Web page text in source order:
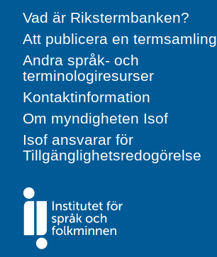
Vad är Rikstermbanken?
Att publicera en termsamling
Andra språk- och
terminologiresurser
Kontaktinformation
Om myndigheten Isof
Isof ansvarar för
Tillgänglighetsredogörelse